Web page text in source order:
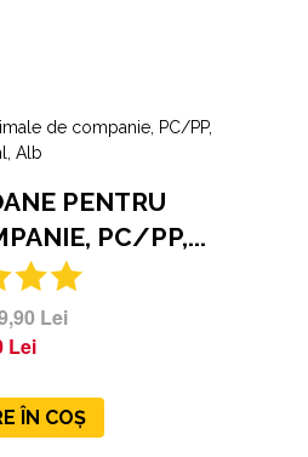
PENTRU
PC/PP,...
Lei
Lei
ÎN COȘ